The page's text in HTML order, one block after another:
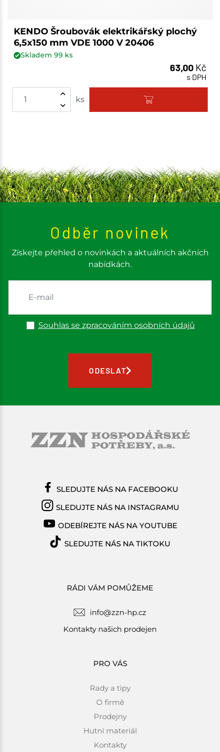
KENDO Šroubovák elektrikářský plochý
6,5x150 mm VDE 1000 V 20406
Skladem 99 ks
63,00 Kč
s DPH
ks
Odběr novinek
Získejte přehled o novinkách a aktuálních akčních
nabídkách.
Souhlas se zpracováním osobních údajů
ODESLAT
RÁDI VÁM POMŮŽEME
info@zzn-hp.cz
Kontakty našich prodejen
PRO VÁS
Rady a tipy
O firmě
Prodejny
Hutní materiál
Kontakty
SLEDUJTE NÁS NA FACEBOOKU
SLEDUJTE NÁS NA INSTAGRAMU
ODEBÍREJTE NÁS NA YOUTUBE
SLEDUJTE NÁS NA TIKTOKU